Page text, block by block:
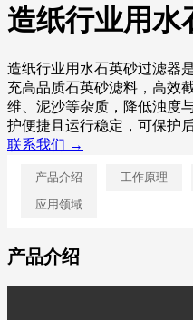
造纸行业用水
造纸行业用水石英砂过滤器
充高品质石英砂滤料，高效
维、泥沙等杂质，降低浊度
护便捷且运行稳定，可保护
联系我们 →
产品介绍 工作原理
应用领域
产品介绍